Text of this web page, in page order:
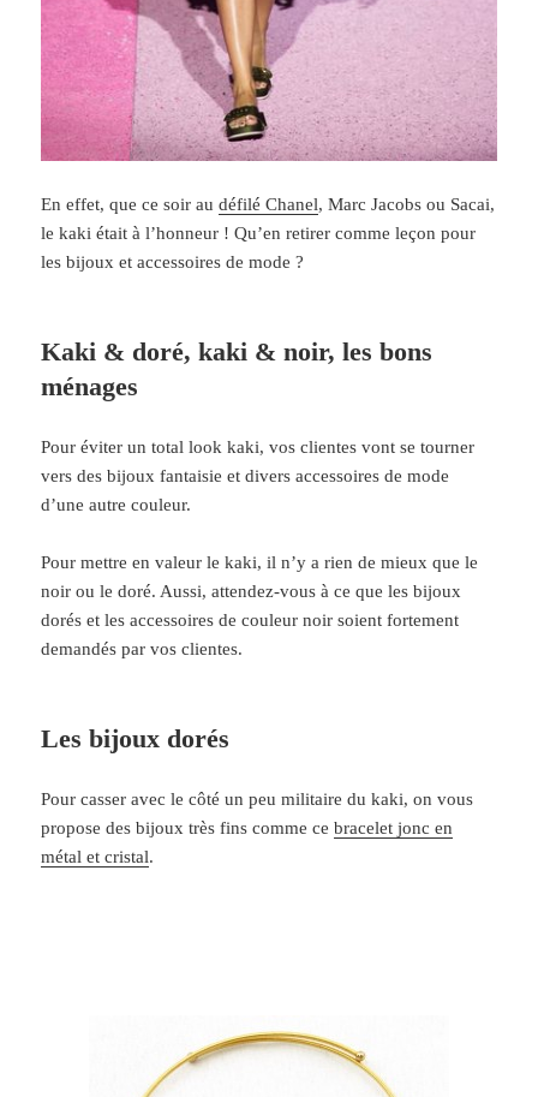
En effet, que ce soir audéfilé Chanel, Marc Jacobs ou Sacai,
le kaki était à l’honneur ! Qu’en retirer comme leçon pour
les bijoux et accessoires de mode ?
Kaki & doré, kaki & noir, les bons
ménages
Pour éviter un total look kaki, vos clientes vont se tourner
vers des bijoux fantaisie et divers accessoires de mode
d’une autre couleur.
Pour mettre en valeur le kaki, il n’y a rien de mieux que le
noir ou le doré. Aussi, attendez-vous à ce que les bijoux
dorés et les accessoires de couleur noir soient fortement
demandés par vos clientes.
Les bijoux dorés
Pour casser avec le côté un peu militaire du kaki, on vous
propose des bijoux très fins comme cebracelet jonc en
métal et cristal.